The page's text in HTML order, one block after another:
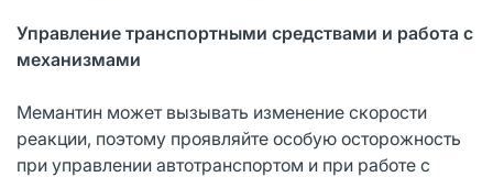
Управление транспортными средствами и работа с
механизмами
Мемантин может вызывать изменение скорости
реакции, поэтому проявляйте особую осторожность
при управлении автотранспортом и при работе с